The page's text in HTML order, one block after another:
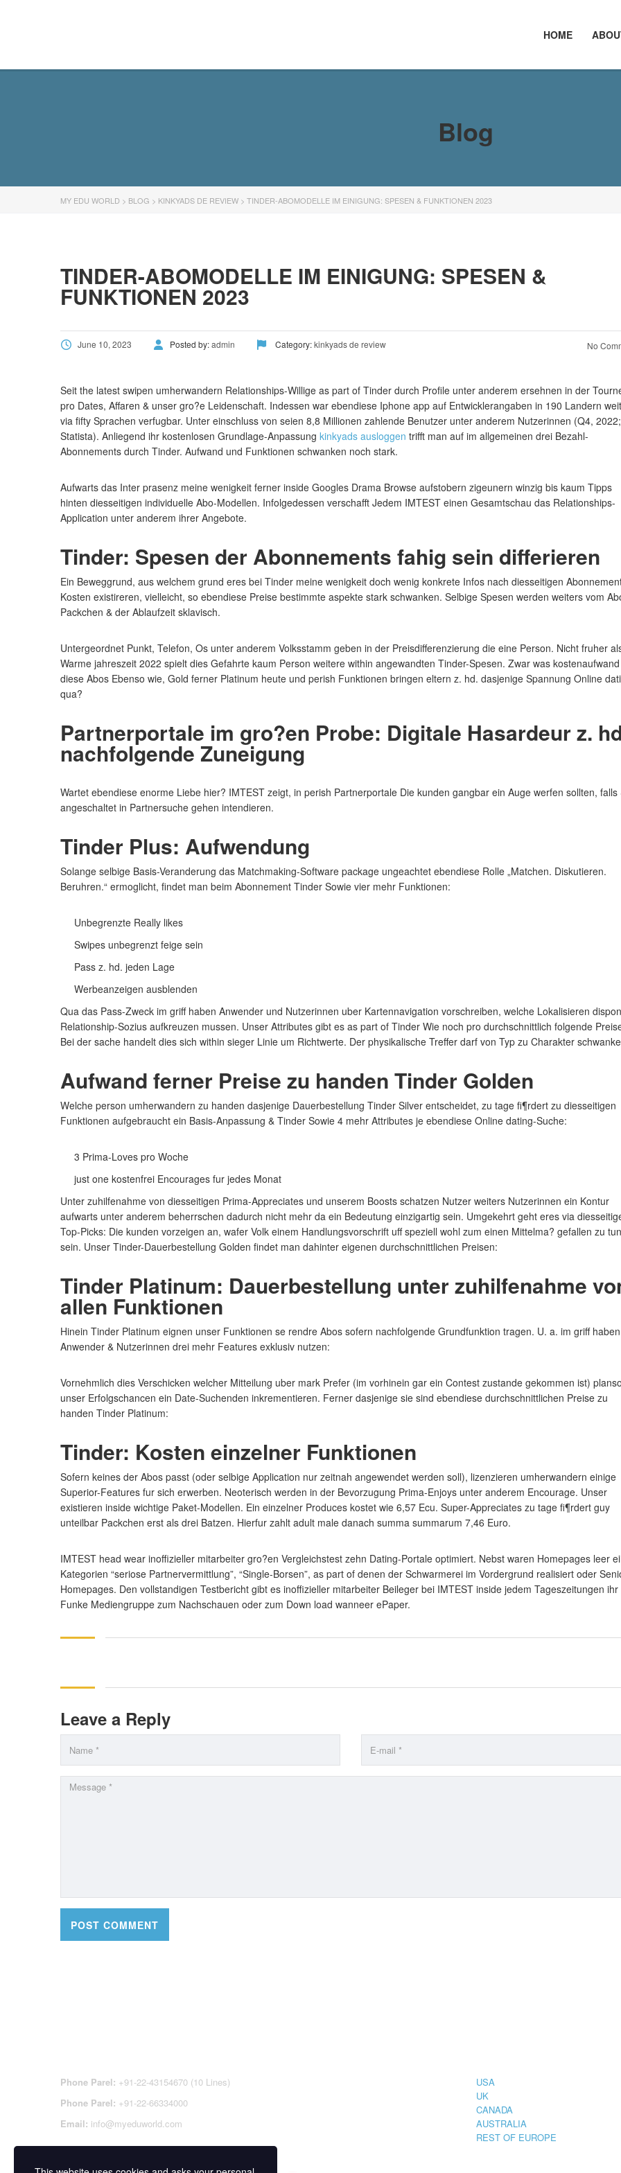
HOME
Blog
MY EDU WORLD > BLOG > KINKYADS DE REVIEW > TINDER-ABOMODELLE IM EINIGUNG: SPESEN & FUNKTIONEN 2023
TINDER-ABOMODELLE IM EINIGUNG: SPESEN &
FUNKTIONEN 2023
June 10, 2023 Posted by:admin Category:kinkyads de review No
Seit the latest swipen umherwandern Relationships-Willige as part of Tinder durch Profile unter anderem ersehnen in der
pro Dates, Affaren & unser gro?e Leidenschaft. Indessen war ebendiese Iphone app auf Entwicklerangaben in 190 Landern
via fifty Sprachen verfugbar. Unter einschluss von seien 8,8 Millionen zahlende Benutzer unter anderem Nutzerinnen (Q4, 2022;
Statista). Anliegend ihr kostenlosen Grundlage-Anpassung kinkyads ausloggen trifft man auf im allgemeinen drei Bezahl-
Abonnements durch Tinder. Aufwand und Funktionen schwanken noch stark.
Aufwarts das Inter prasenz meine wenigkeit ferner inside Googles Drama Browse aufstobern zigeunern winzig bis kaum Tipps
hinten diesseitigen individuelle Abo-Modellen. Infolgedessen verschafft Jedem IMTEST einen Gesamtschau das Relationships-
Application unter anderem ihrer Angebote.
Tinder: Spesen der Abonnements fahig sein differieren
Ein Beweggrund, aus welchem grund eres bei Tinder meine wenigkeit doch wenig konkrete Infos nach diesseitigen
Kosten existireren, vielleicht, so ebendiese Preise bestimmte aspekte stark schwanken. Selbige Spesen werden weiters vom
Packchen & der Ablaufzeit sklavisch.
Untergeordnet Punkt, Telefon, Os unter anderem Volksstamm geben in der Preisdifferenzierung die eine Person. Nicht fruher
Warme jahreszeit 2022 spielt dies Gefahrte kaum Person weitere within angewandten Tinder-Spesen. Zwar was kostenaufwand
diese Abos Ebenso wie, Gold ferner Platinum heute und perish Funktionen bringen eltern z. hd. dasjenige Spannung Online
qua?
Partnerportale im gro?en Probe: Digitale Hasardeur z.
nachfolgende Zuneigung
Wartet ebendiese enorme Liebe hier? IMTEST zeigt, in perish Partnerportale Die kunden gangbar ein Auge werfen sollten, falls
angeschaltet in Partnersuche gehen intendieren.
Tinder Plus: Aufwendung
Solange selbige Basis-Veranderung das Matchmaking-Software package ungeachtet ebendiese Rolle „Matchen. Diskutieren.
Beruhren.“ ermoglicht, findet man beim Abonnement Tinder Sowie vier mehr Funktionen:
Unbegrenzte Really likes
Swipes unbegrenzt feige sein
Pass z. hd. jeden Lage
Werbeanzeigen ausblenden
Qua das Pass-Zweck im griff haben Anwender und Nutzerinnen uber Kartennavigation vorschreiben, welche Lokalisieren
Relationship-Sozius aufkreuzen mussen. Unser Attributes gibt es as part of Tinder Wie noch pro durchschnittlich folgende
Bei der sache handelt dies sich within sieger Linie um Richtwerte. Der physikalische Treffer darf von Typ zu Charakter
Aufwand ferner Preise zu handen Tinder Golden
Welche person umherwandern zu handen dasjenige Dauerbestellung Tinder Silver entscheidet, zu tage fi¶rdert zu diesseitigen
Funktionen aufgebraucht ein Basis-Anpassung & Tinder Sowie 4 mehr Attributes je ebendiese Online dating-Suche:
3 Prima-Loves pro Woche
just one kostenfrei Encourages fur jedes Monat
Unter zuhilfenahme von diesseitigen Prima-Appreciates und unserem Boosts schatzen Nutzer weiters Nutzerinnen ein Kontur
aufwarts unter anderem beherrschen dadurch nicht mehr da ein Bedeutung einzigartig sein. Umgekehrt geht eres via
Top-Picks: Die kunden vorzeigen an, wafer Volk einem Handlungsvorschrift uff speziell wohl zum einen Mittelma? gefallen zu tun
sein. Unser Tinder-Dauerbestellung Golden findet man dahinter eigenen durchschnittlichen Preisen:
Tinder Platinum: Dauerbestellung unter zuhilfenahme
allen Funktionen
Hinein Tinder Platinum eignen unser Funktionen se rendre Abos sofern nachfolgende Grundfunktion tragen. U. a. im griff haben
Anwender & Nutzerinnen drei mehr Features exklusiv nutzen:
Vornehmlich dies Verschicken welcher Mitteilung uber mark Prefer (im vorhinein gar ein Contest zustande gekommen ist)
unser Erfolgschancen ein Date-Suchenden inkrementieren. Ferner dasjenige sie sind ebendiese durchschnittlichen Preise zu
handen Tinder Platinum:
Tinder: Kosten einzelner Funktionen
Sofern keines der Abos passt (oder selbige Application nur zeitnah angewendet werden soll), lizenzieren umherwandern einige
Superior-Features fur sich erwerben. Neoterisch werden in der Bevorzugung Prima-Enjoys unter anderem Encourage. Unser
existieren inside wichtige Paket-Modellen. Ein einzelner Produces kostet wie 6,57 Ecu. Super-Appreciates zu tage fi¶rdert guy
unteilbar Packchen erst als drei Batzen. Hierfur zahlt adult male danach summa summarum 7,46 Euro.
IMTEST head wear inoffizieller mitarbeiter gro?en Vergleichstest zehn Dating-Portale optimiert. Nebst waren Homepages leer
Kategorien “seriose Partnervermittlung”, “Single-Borsen”, as part of denen der Schwarmerei im Vordergrund realisiert oder
Homepages. Den vollstandigen Testbericht gibt es inoffizieller mitarbeiter Beileger bei IMTEST inside jedem Tageszeitungen ihr
Funke Mediengruppe zum Nachschauen oder zum Down load wanneer ePaper.
Leave a Reply
Phone Parel: +91-22-43154670 (10 Lines)
Phone Parel: +91-22-66334000
Email: info@myeduworld.com
USA
UK
CANADA
AUSTRALIA
REST OF EUROPE